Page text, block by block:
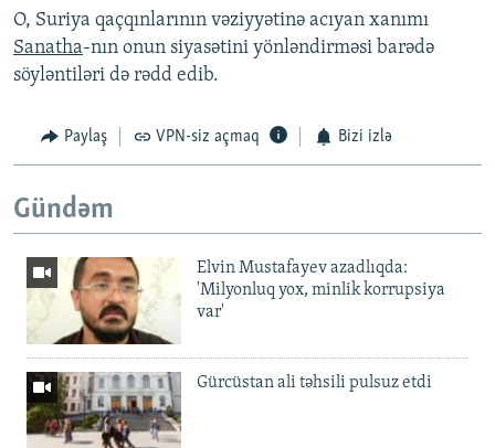
O, Suriya qaçqınlarının vəziyyətinə acıyan xanımı
Sanatha-nın onun siyasətini yönləndirməsi barədə
söyləntiləri də rədd edib.
Paylaş VPN-siz açmaq Bizi izlə
Gündəm
Elvin Mustafayev azadlıqda:
'Milyonluq yox, minlik korrupsiya
var'
Gürcüstan ali təhsili pulsuz etdi